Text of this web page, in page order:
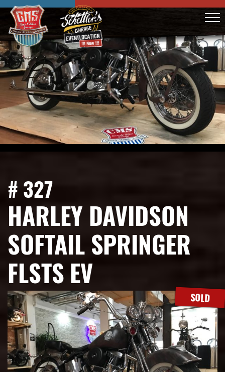
# 327
HARLEY DAVIDSON
SOFTAIL SPRINGER
FLSTS EV
SOLD